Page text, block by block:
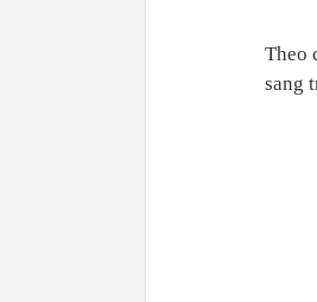
Theo
sang